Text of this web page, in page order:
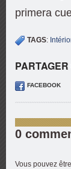
primera
TAGS:
FACEBOOK
0
Vous pouvez